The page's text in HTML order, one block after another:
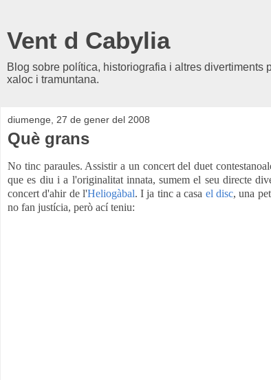
Vent d Cabylia
Blog sobre política, historiografia i altres
xaloc i tramuntana.
diumenge, 27 de gener del 2008
Què grans
No tinc paraules. Assistir a un concert del duet
que es diu i a l'originalitat innata, sumem el seu directe
concert d'ahir de l'Heliogàbal. I ja tinc a casa el disc, una
no fan justícia, però ací teniu: